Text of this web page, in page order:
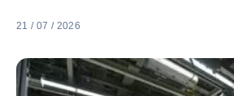
21 / 07 / 2026